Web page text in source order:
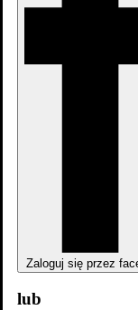
Zaloguj się przez
lub